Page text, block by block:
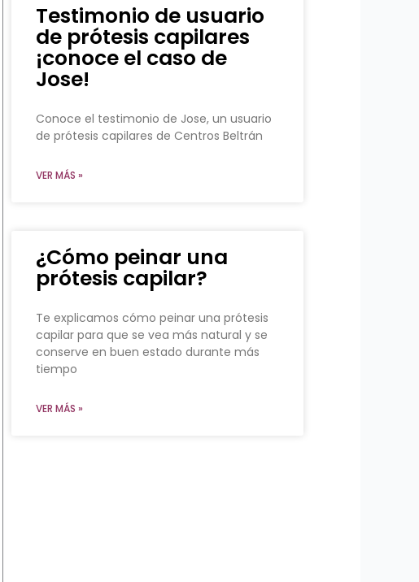
Testimonio de usuario
de prótesis capilares
¡conoce el caso de
Jose!
Conoce el testimonio de Jose, un usuario
de prótesis capilares de Centros Beltrán
VER MÁS »
¿Cómo peinar una
prótesis capilar?
Te explicamos cómo peinar una prótesis
capilar para que se vea más natural y se
conserve en buen estado durante más
tiempo
VER MÁS »